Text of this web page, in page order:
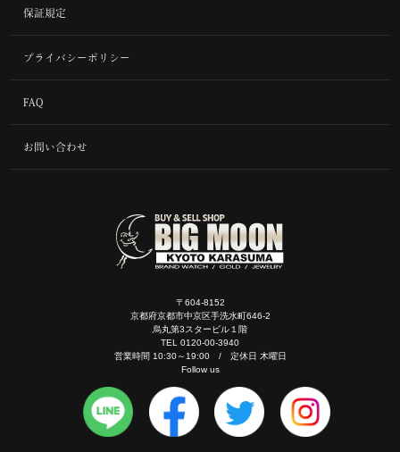
保証規定
プライバシーポリシー
FAQ
お問い合わせ
〒604-8152
京都府京都市中京区手洗水町646-2
烏丸第3スタービル１階
TEL 0120-00-3940
営業時間 10:30～19:00 / 定休日 木曜日
Follow us